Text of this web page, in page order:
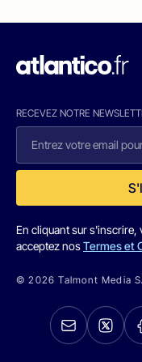
RECEVEZ NOTRE
En cliquant sur s'inscrire,
acceptez nosTermes et
© 2026 Talmont Media